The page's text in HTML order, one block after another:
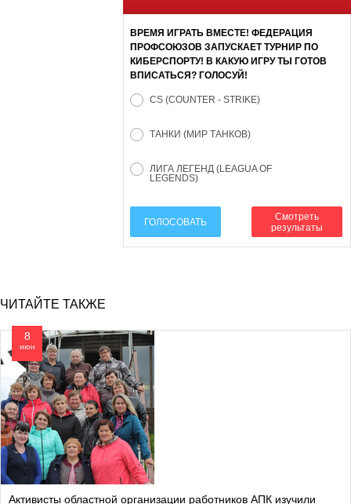
ВРЕМЯ ИГРАТЬ ВМЕСТЕ! ФЕДЕРАЦИЯ
ПРОФСОЮЗОВ ЗАПУСКАЕТ ТУРНИР ПО
КИБЕРСПОРТУ! В КАКУЮ ИГРУ ТЫ ГОТОВ
ВПИСАТЬСЯ? ГОЛОСУЙ!
CS (COUNTER - STRIKE)
ТАНКИ (МИР ТАНКОВ)
ЛИГА ЛЕГЕНД (LEAGUA OF
LEGENDS)
ГОЛОСОВАТЬ
Смотреть
результаты
ЧИТАЙТЕ ТАКЖЕ
8
июн
Активисты областной организации работников АПК изучили